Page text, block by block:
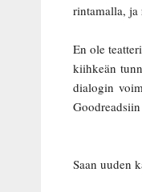
rintamalla,
En ole
kiihkeän
dialogin
Saan uuden